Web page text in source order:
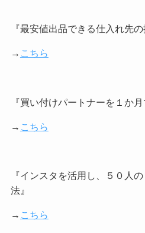
『最安値出品できる仕入れ先の
→ こちら
『買い付けパートナーを１か
→ こちら
『インスタを活用し、５０人
法』
→ こちら